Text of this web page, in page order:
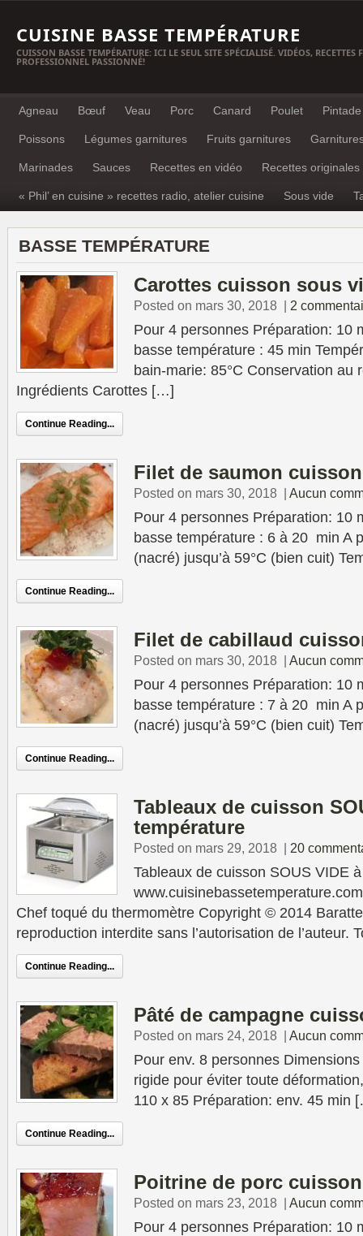
CUISINE BASSE TEMPÉRATURE
CUISSON BASSE TEMPÉRATURE: ICI LE SEUL SITE SPÉCIALISÉ. VIDÉOS, RECETTES
PROFESSIONNEL PASSIONNÉ!
Agneau Bœuf Veau Porc Canard Poulet Pintade
Poissons Légumes garnitures Fruits garnitures
Marinades Sauces Recettes en vidéo Recettes originales
« Phil’ en cuisine » recettes radio, atelier cuisine Sous vide
BASSE TEMPÉRATURE
Carottes cuisson sous
Posted on mars 30, 2018 | 2
Pour 4 personnes Préparation: 10
basse température : 45 min
bain-marie: 85°C Conservation au
Ingrédients Carottes […]
Continue Reading...
Filet de saumon
Posted on mars 30, 2018 | Aucun
Pour 4 personnes Préparation: 10
basse température : 6 à 20 min A
(nacré) jusqu’à 59°C (bien cuit)
Continue Reading...
Filet de cabillaud
Posted on mars 30, 2018 | Aucun
Pour 4 personnes Préparation: 10
basse température : 7 à 20 min A
(nacré) jusqu’à 59°C (bien cuit)
Continue Reading...
Tableaux de cuisson
température
Posted on mars 29, 2018 | 20
Tableaux de cuisson SOUS VIDE
Chef toqué du thermomètre Copyright © 2014
reproduction interdite sans l’autorisation de l’auteur.
Continue Reading...
Pâté de campagne
Posted on mars 24, 2018 | Aucun
Pour env. 8 personnes
rigide pour éviter toute
110 x 85 Préparation: env. 45 min
Continue Reading...
Poitrine de porc
Posted on mars 23, 2018 | Aucun
Pour 4 personnes Préparation: 10